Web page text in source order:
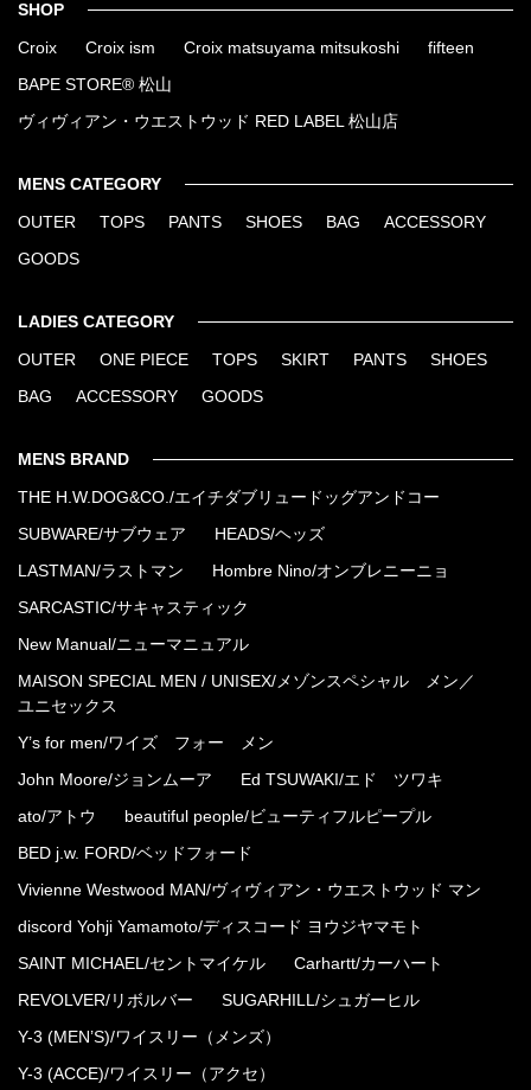
SHOP
Croix Croix ism Croix matsuyama mitsukoshi fifteen
BAPE STORE® 松山
ヴィヴィアン・ウエストウッド RED LABEL 松山店
MENS CATEGORY
OUTER TOPS PANTS SHOES BAG ACCESSORY
GOODS
LADIES CATEGORY
OUTER ONE PIECE TOPS SKIRT PANTS SHOES
BAG ACCESSORY GOODS
MENS BRAND
THE H.W.DOG&CO./エイチダブリュードッグアンドコー
SUBWARE/サブウェア HEADS/ヘッズ
LASTMAN/ラストマン Hombre Nino/オンブレニーニョ
SARCASTIC/サキャスティック
New Manual/ニューマニュアル
MAISON SPECIAL MEN / UNISEX/メゾンスペシャル メン／
ユニセックス
Y’s for men/ワイズ フォー メン
John Moore/ジョンムーア Ed TSUWAKI/エド ツワキ
ato/アトウ beautiful people/ビューティフルピープル
BED j.w. FORD/ベッドフォード
Vivienne Westwood MAN/ヴィヴィアン・ウエストウッド マン
discord Yohji Yamamoto/ディスコード ヨウジヤマモト
SAINT MICHAEL/セントマイケル Carhartt/カーハート
REVOLVER/リボルバー SUGARHILL/シュガーヒル
Y-3 (MEN’S)/ワイスリー（メンズ）
Y-3 (ACCE)/ワイスリー（アクセ）